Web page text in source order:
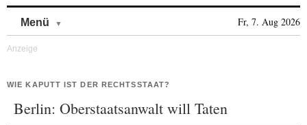
Menü Fr, 7. Aug 2026
WIE KAPUTT IST DER RECHTSSTAAT?
Berlin: Oberstaatsanwalt will Taten